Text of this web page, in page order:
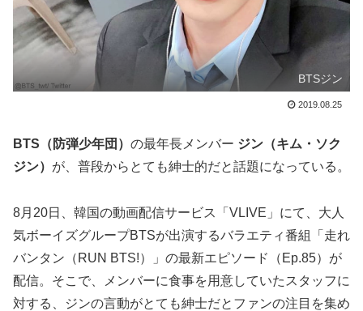
BTSジン
2019.08.25
BTS（防弾少年団） の最年長メンバー ジン（キム・ソク
ジン） が、普段からとても紳士的だと話題になっている。
8月20日、韓国の動画配信サービス「VLIVE」にて、大人
気ボーイズグループBTSが出演するバラエティ番組「走れ
バンタン（RUN BTS!）」の最新エピソード（Ep.85）が
配信。そこで、メンバーに食事を用意していたスタッフに
対する、ジンの言動がとても紳士だとファンの注目を集め